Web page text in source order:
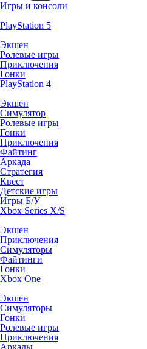
Игры и консоли
PlayStation 5
Экшен
Ролевые игры
Приключения
Гонки
PlayStation 4
Экшен
Симулятор
Ролевые игры
Гонки
Приключения
Файтинг
Аркада
Стратегия
Квест
Детские игры
Игры Б/У
Xbox Series X/S
Экшен
Приключения
Симуляторы
Файтинги
Гонки
Xbox One
Экшен
Симуляторы
Гонки
Ролевые игры
Приключения
Аркады